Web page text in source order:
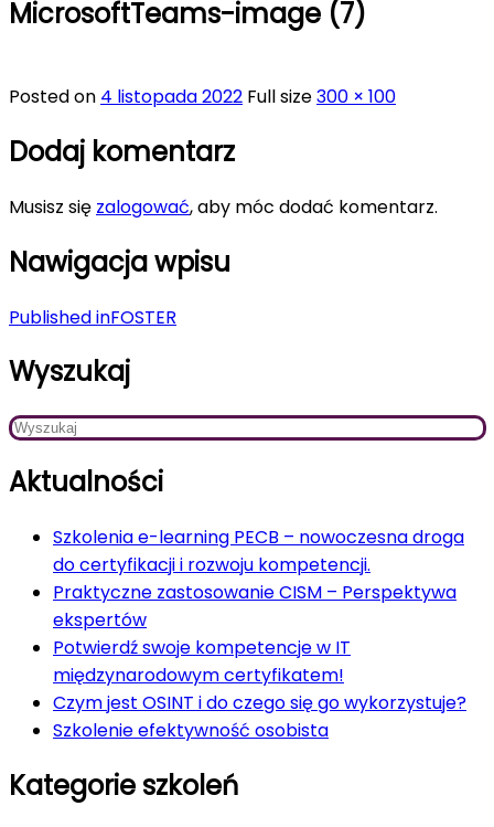
MicrosoftTeams-image (7)
Posted on 4 listopada 2022 Full size300 × 100
Dodaj komentarz
Musisz się zalogować, aby móc dodać komentarz.
Nawigacja wpisu
Published inFOSTER
Wyszukaj
Aktualności
Szkolenia e-learning PECB – nowoczesna droga
do certyfikacji i rozwoju kompetencji.
Praktyczne zastosowanie CISM – Perspektywa
ekspertów
Potwierdź swoje kompetencje w IT
międzynarodowym certyfikatem!
Czym jest OSINT i do czego się go wykorzystuje?
Szkolenie efektywność osobista
Kategorie szkoleń